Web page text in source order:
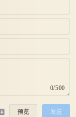
0/500
预览 发送